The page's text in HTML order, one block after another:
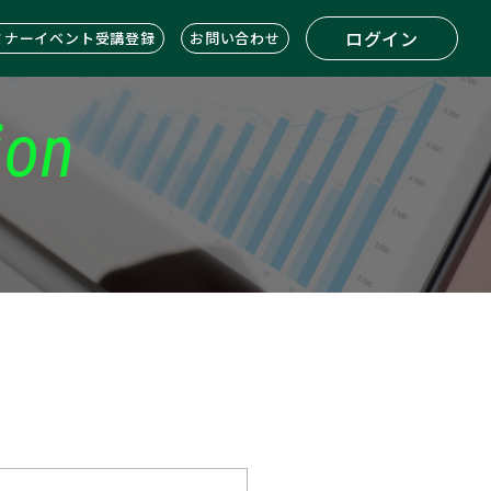
ナーイベント受講登録 お問い合わせ ログイン